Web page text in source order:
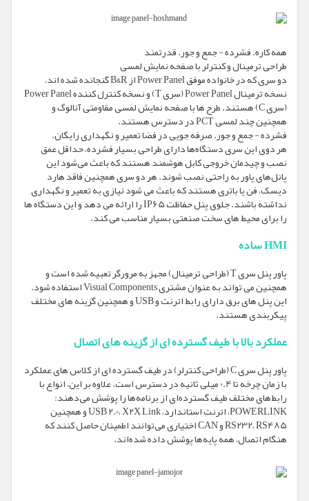
همه کاره. فشرده - جمع و جور. قدرتمند
طراحی ترمینال و کنترلر با صفحه نمایش لمسی
دو سری که در خانواده موفق Power Panel از B&R گنجانده شده اند،
نسخه ترمینال Power Panel (سری T) و نسخه کنترل کننده Power Panel
(سری C) هستند. طرح ها با صفحه نمایش لمسی مقاومتی آنالوگ و
همچنین چند لمسی PCT در دسترس هستند.
فشرده - جمع و جور. صرفه جویی در فضا تعمیر و نگهداری رایگان.
هر دوی این سری دستگاه‌ها دارای طراحی بسیار فشرده، حداقل عمق
نصب و چیدمان خروجی کابل هوشمند هستند که باعث می‌شود این
پانل‌های پاور به راحتی نصب شوند. هر دو سری همچنین فاقد هارد
دیسک، فن یا باتری هستند که باعث می شود نیازی به تعمیر و نگهداری
نداشته باشند. جلوی پنل حفاظت IP65 را ارائه می دهد و این دستگاه ها
را برای محیط های سخت صنعتی بسیار مناسب می کند.
HMI ساده
پاور پنل سری T (طراحی ترمینال) مجهز به مرورگر تعبیه شده است و
همچنین می تواند به عنوان مشتری Visual Components استفاده شود.
این پنل های برق دارای رابط اترنت و USB و همچنین گزینه های مختلف
پیکربندی هستند.
عملکرد بالا با طیف گسترده ای از گزینه های اتصال
پاور پنل سری C (طراحی کنترلر) در طیف گسترده ای از کلاس های عملکرد
با زمان چرخه تا 0.4 میلی ثانیه در دسترس است. علاوه بر این، انواع با
رابط‌های مختلف طیف گسترده‌ای از برنامه‌ها را پوشش می‌دهند:
POWERLINK، اترنت استاندارد، USB 2.0، X2X Link و همچنین
RS232، RS485 و CAN اختیاری می‌توانند اطمینان حاصل کنند که
هنگام اتصال، همه پایه‌ها پوشش داده شده‌اند.